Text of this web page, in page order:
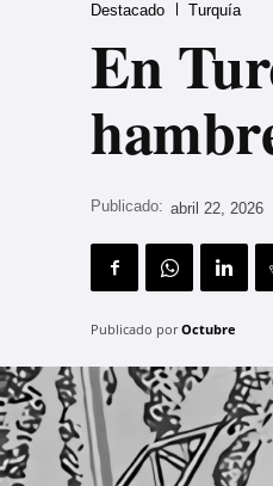
Destacado Turquía
En
Publicado: abril 22, 2026
Publicado por Octubre